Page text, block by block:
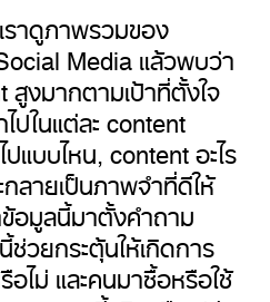
าดูภาพรวมของ
Media แล้วพบว่า
งมากตามเป้าที่ตั้งใจ
ปในแต่ละ content
แบบไหน, content อะไร
ลายเป็นภาพจำที่ดีให้
อมูลนี้มาตั้งคำถาม
วยกระตุ้นให้เกิดการ
ไม่ และคนมาซื้อหรือใช้